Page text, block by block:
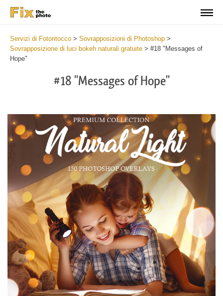
Servizi di Fotoritocco > Sovrapposizioni di Photoshop >
Sovrapposizione di luci bokeh naturali gratuite > #18 "Messages of
Hope"
#18 "Messages of Hope"
Si prega di Selezionare
Free Bokeh Overlay #18
Small 800*533px